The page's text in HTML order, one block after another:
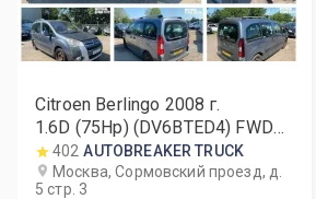
Citroen Berlingo 2008 г.
1.6D (75Hp) (DV6BTED4) FWD
MT402 AUTOBREAKER TRUCK
Москва, Сормовский проезд, д.
5 стр. 3